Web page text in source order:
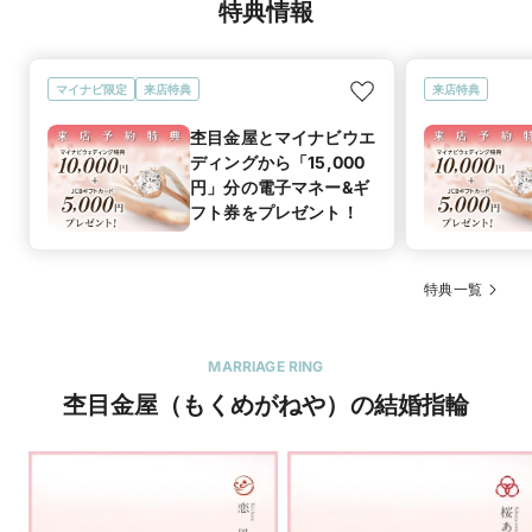
特典情報
マイナビ限定 来店特典
杢目金屋とマイナビウエ
ディングから「15,000
円」分の電子マネー&ギ
フト券をプレゼント！
来店特典
特典一覧
MARRIAGE RING
杢目金屋（もくめがねや）の結婚指輪